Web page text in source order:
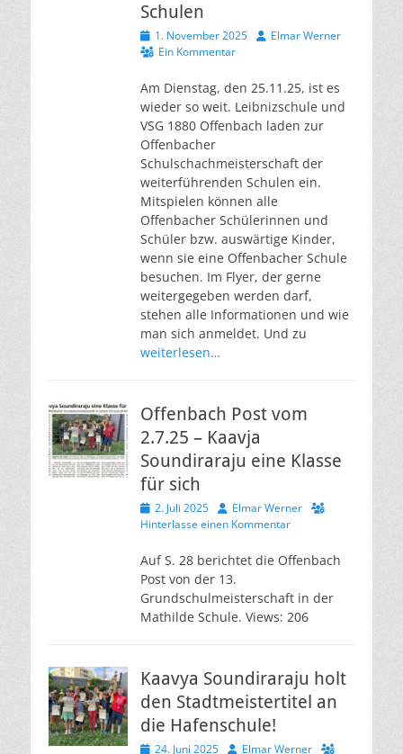
Schulen
Veröffentlicht
am
1. November 2025 AutorElmar Werner
Ein Kommentar
Am Dienstag, den 25.11.25, ist es
wieder so weit. Leibnizschule und
VSG 1880 Offenbach laden zur
Offenbacher
Schulschachmeisterschaft der
weiterführenden Schulen ein.
Mitspielen können alle
Offenbacher Schülerinnen und
Schüler bzw. auswärtige Kinder,
wenn sie eine Offenbacher Schule
besuchen. Im Flyer, der gerne
weitergegeben werden darf,
stehen alle Informationen und wie
man sich anmeldet. Und zu
weiterlesen…
Offenbach Post vom
2.7.25 – Kaavja
Soundiraraju eine Klasse
für sich
Veröffentlicht
am
2. Juli 2025 AutorElmar Werner
Hinterlasse einen Kommentar
Auf S. 28 berichtet die Offenbach
Post von der 13.
Grundschulmeisterschaft in der
Mathilde Schule. Views: 206
Kaavya Soundiraraju holt
den Stadtmeistertitel an
die Hafenschule!
Veröffentlicht
24. Juni 2025 AutorElmar Werner